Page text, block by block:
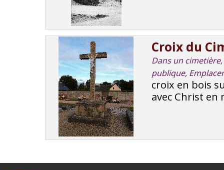
Croix du
Dans un
publique,
croix en bois
avec Christ en